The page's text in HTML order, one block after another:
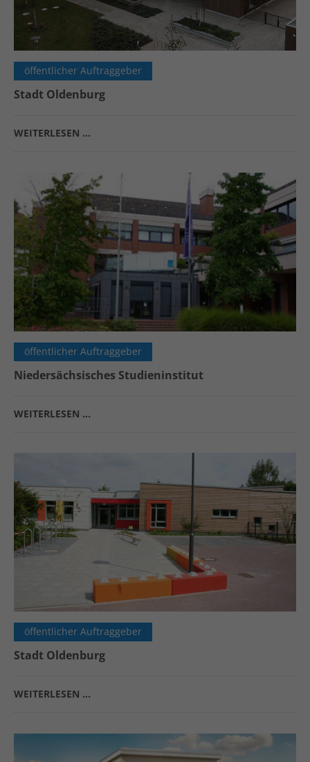
öffentlicher Auftraggeber
Stadt Oldenburg
WEITERLESEN …
öffentlicher Auftraggeber
Niedersächsisches Studieninstitut
WEITERLESEN …
öffentlicher Auftraggeber
Stadt Oldenburg
WEITERLESEN …